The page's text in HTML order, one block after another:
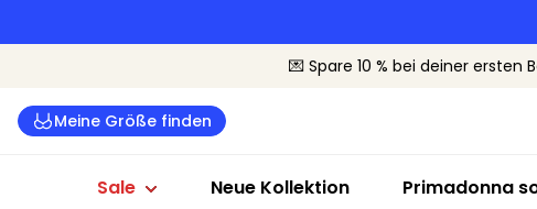
💌 Spare 10 % bei deiner ersten
Meine Größe finden
Sale
Alle Dessous
BHs
Badeanzüge Sale
Bikinis
Sale nach Größe
Neue Kollektion
Primadonna